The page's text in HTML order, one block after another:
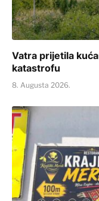
Vatra prijetila
katastrofu
8. Augusta 2026.